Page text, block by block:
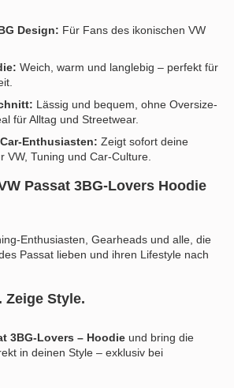
Design: Für Fans des ikonischen VW
Weich, warm und langlebig – perfekt für
Lässig und bequem, ohne Oversize-
für Alltag und Streetwear.
Enthusiasten: Zeigt sofort deine
VW, Tuning und Car-Culture.
Passat 3BG-Lovers Hoodie
Enthusiasten, Gearheads und alle, die
Passat lieben und ihren Lifestyle nach
Zeige Style.
3BG-Lovers – Hoodie und bring die
in deinen Style – exklusiv bei